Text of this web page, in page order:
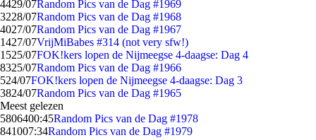
4429/07Random Pics van de Dag #1969
3228/07Random Pics van de Dag #1968
4027/07Random Pics van de Dag #1967
1427/07VrijMiBabes #314 (not very sfw!)
1525/07FOK!kers lopen de Nijmeegse 4-daagse: Dag 4
8325/07Random Pics van de Dag #1966
524/07FOK!kers lopen de Nijmeegse 4-daagse: Dag 3
3824/07Random Pics van de Dag #1965
Meest gelezen
5806400:45Random Pics van de Dag #1978
841007:34Random Pics van de Dag #1979